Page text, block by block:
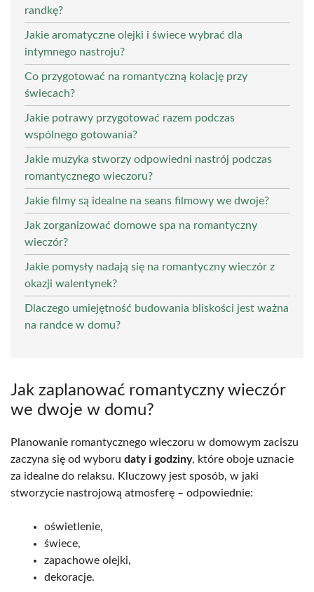
randkę?
Jakie aromatyczne olejki i świece wybrać dla
intymnego nastroju?
Co przygotować na romantyczną kolację przy
świecach?
Jakie potrawy przygotować razem podczas
wspólnego gotowania?
Jakie muzyka stworzy odpowiedni nastrój podczas
romantycznego wieczoru?
Jakie filmy są idealne na seans filmowy we dwoje?
Jak zorganizować domowe spa na romantyczny
wieczór?
Jakie pomysły nadają się na romantyczny wieczór z
okazji walentynek?
Dlaczego umiejętność budowania bliskości jest ważna
na randce w domu?
Jak zaplanować romantyczny wieczór
we dwoje w domu?
Planowanie romantycznego wieczoru w domowym zaciszu
zaczyna się od wyboru daty i godziny, które oboje uznacie
za idealne do relaksu. Kluczowy jest sposób, w jaki
stworzycie nastrojową atmosferę – odpowiednie:
oświetlenie,
świece,
zapachowe olejki,
dekoracje.